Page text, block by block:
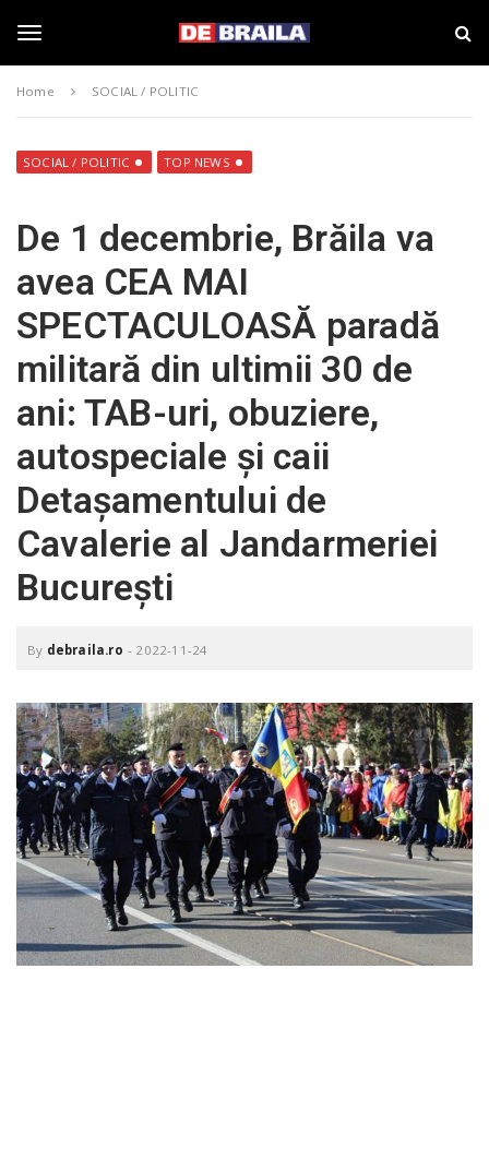
g
l
e
n
a
v
i
g
a
t
i
a
a
–
d
e
b
r
a
i
l
a
.
r
o
Home SOCIAL / POLITIC
SOCIAL / POLITIC TOP NEWS
De 1 decembrie, Brăila va
avea CEA MAI
SPECTACULOASĂ paradă
militară din ultimii 30 de
ani: TAB-uri, obuziere,
autospeciale și caii
Detașamentului de
Cavalerie al Jandarmeriei
București
By debraila.ro - 2022-11-24